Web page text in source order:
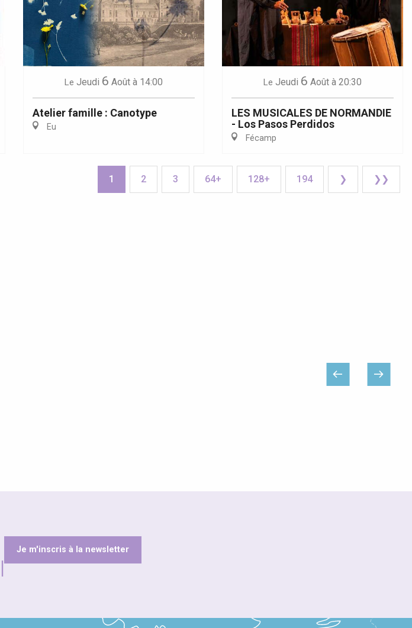
Le Jeudi 6 Août à 14:00
Atelier famille : Canotype
Eu
Le Jeudi 6 Août à 20:30
LES MUSICALES DE NORMANDIE
- Los Pasos Perdidos
Fécamp
1 2 3 64+ 128+ 194 ❯ ❯❯
Je m'inscris à la newsletter